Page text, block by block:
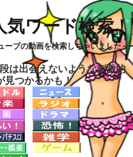
気ワード検索！
ーブの動画を検索しちゃいました～
は出会えないような刺激的
見つかるかも！